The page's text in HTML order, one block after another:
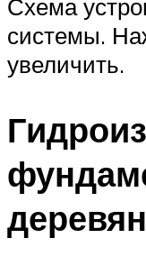
Схема
системы.
увеличить.